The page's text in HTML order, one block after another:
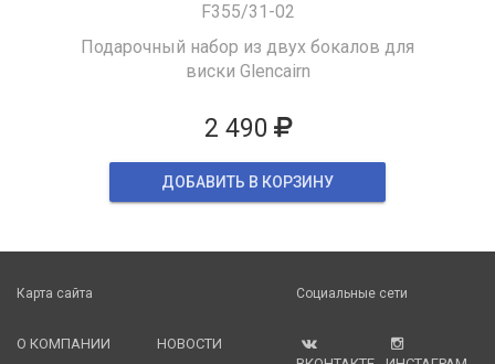
F355/31-02
Подарочный набор из двух бокалов для
виски Glencairn
2 490
ДОБАВИТЬ В КОРЗИНУ
Карта сайта
О КОМПАНИИ НОВОСТИ
Социальные сети